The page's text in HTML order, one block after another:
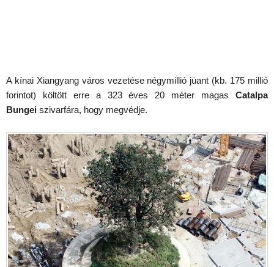
A kínai Xiangyang város vezetése négymillió jüant (kb. 175 millió
forintot) költött erre a 323 éves 20 méter magas Catalpa
Bungei szivarfára, hogy megvédje.